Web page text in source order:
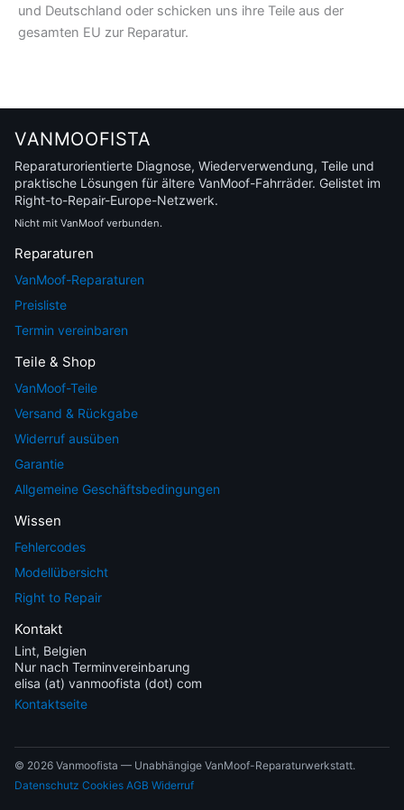
und Deutschland oder schicken uns ihre Teile aus der
gesamten EU zur Reparatur.
VANMOOFISTA
Reparaturorientierte Diagnose, Wiederverwendung, Teile und
praktische Lösungen für ältere VanMoof-Fahrräder. Gelistet im
Right-to-Repair-Europe-Netzwerk.
Nicht mit VanMoof verbunden.
Reparaturen
VanMoof-Reparaturen
Preisliste
Termin vereinbaren
Teile & Shop
VanMoof-Teile
Versand & Rückgabe
Widerruf ausüben
Garantie
Allgemeine Geschäftsbedingungen
Wissen
Fehlercodes
Modellübersicht
Right to Repair
Kontakt
Lint, Belgien
Nur nach Terminvereinbarung
elisa (at) vanmoofista (dot) com
Kontaktseite
© 2026 Vanmoofista — Unabhängige VanMoof-Reparaturwerkstatt.
Datenschutz Cookies AGB Widerruf